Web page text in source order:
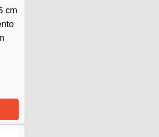
cm